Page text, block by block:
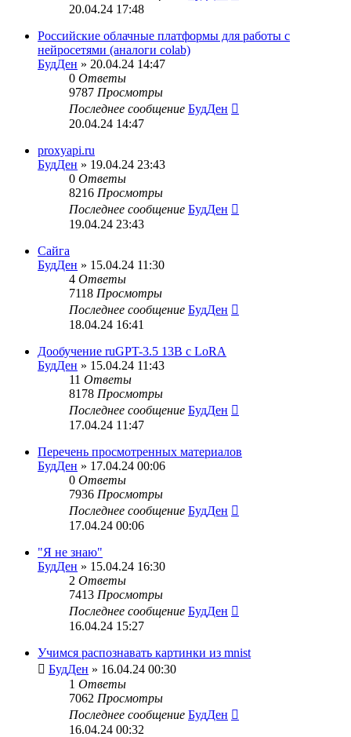
20.04.24 17:48
Российские облачные платформы для работы с
нейросетями (аналоги colab)
БудДен » 20.04.24 14:47
0 Ответы
9787 Просмотры
Последнее сообщение БудДен
20.04.24 14:47
proxyapi.ru
БудДен » 19.04.24 23:43
0 Ответы
8216 Просмотры
Последнее сообщение БудДен
19.04.24 23:43
Сайга
БудДен » 15.04.24 11:30
4 Ответы
7118 Просмотры
Последнее сообщение БудДен
18.04.24 16:41
Дообучение ruGPT-3.5 13B с LoRA
БудДен » 15.04.24 11:43
11 Ответы
8178 Просмотры
Последнее сообщение БудДен
17.04.24 11:47
Перечень просмотренных материалов
БудДен » 17.04.24 00:06
0 Ответы
7936 Просмотры
Последнее сообщение БудДен
17.04.24 00:06
"Я не знаю"
БудДен » 15.04.24 16:30
2 Ответы
7413 Просмотры
Последнее сообщение БудДен
16.04.24 15:27
Учимся распознавать картинки из mnist
БудДен » 16.04.24 00:30
1 Ответы
7062 Просмотры
Последнее сообщение БудДен
16.04.24 00:32